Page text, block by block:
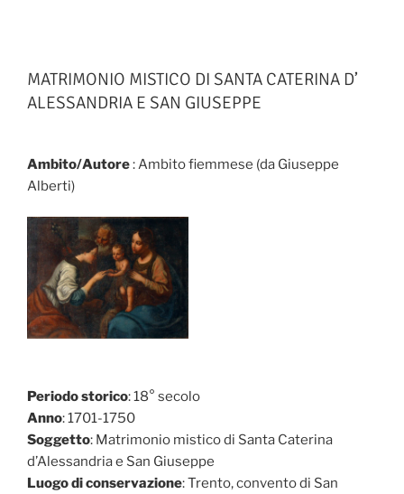
MATRIMONIO MISTICO DI SANTA CATERINA D’
ALESSANDRIA E SAN GIUSEPPE
Ambito/Autore: Ambito fiemmese (da Giuseppe
Alberti)
Periodo storico: 18° secolo
Anno: 1701-1750
Soggetto: Matrimonio mistico di Santa Caterina
d’Alessandria e San Giuseppe
Luogo di conservazione: Trento, convento di San